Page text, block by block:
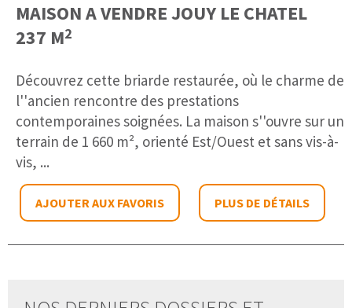
MAISON A VENDREJOUY LE CHATEL
237 M2
Découvrez cette briarde restaurée, où le charme de
l''ancien rencontre des prestations
contemporaines soignées. La maison s''ouvre sur un
terrain de 1 660 m², orienté Est/Ouest et sans vis-à-
vis, ...
AJOUTER AUX FAVORIS PLUS DE DÉTAILS